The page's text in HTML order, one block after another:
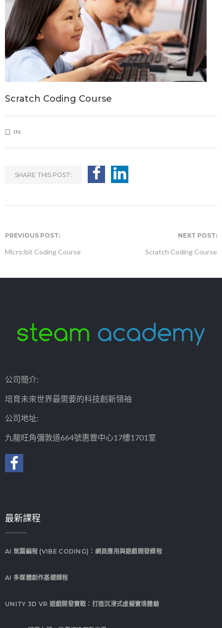
Scratch Coding Course
IN:
SHARE THIS POST:
PREVIOUS POST:
Micro:bit Coding Course
NEXT POST:
Scratch Coding Course
公司簡介:
培育未來世界最需要的科技創新領袖
公司地址:
九龍旺角彌敦道664號惠豐中心17樓1701室
最新課程
AI 氛圍編程 (VIBE CODING)：網頁應用與遊戲開發課程
AI 多媒體創作基礎課程
UNITY 3D VR 遊戲開發實戰：打造沉浸式虛擬實境體驗